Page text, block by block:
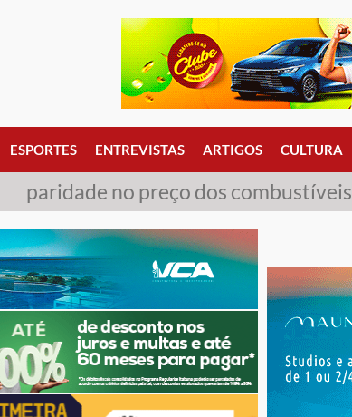
ESPORTES ENTREVISTAS ARTIGOS CULTURA
paridade no preço dos combustíveis